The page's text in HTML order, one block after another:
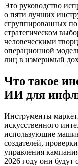
Это руководство
о пяти лучших
сгруппированных
стратегическом
человеческими
операционной
лиц в измеримый
Что такое
ИИ для
Инструменты
искусственного
использующие
создателей,
управления
2026 году они будут